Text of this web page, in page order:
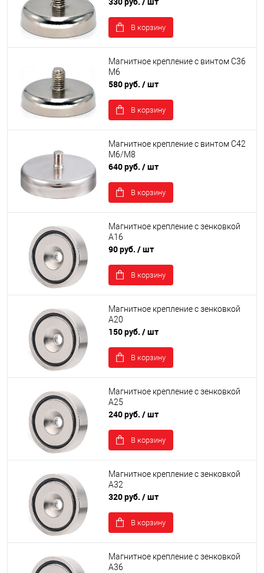
В корзину
Магнитное крепление с винтом С36
М6
580 руб. / шт
В корзину
Магнитное крепление с винтом С42
М6/М8
640 руб. / шт
В корзину
Магнитное крепление с зенковкой
А16
90 руб. / шт
В корзину
Магнитное крепление с зенковкой
А20
150 руб. / шт
В корзину
Магнитное крепление с зенковкой
А25
240 руб. / шт
В корзину
Магнитное крепление с зенковкой
А32
320 руб. / шт
В корзину
Магнитное крепление с зенковкой
А36